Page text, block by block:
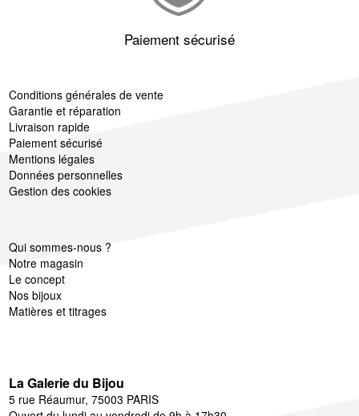
Paiement sécurisé
Conditions générales de vente
Garantie et réparation
Livraison rapide
Paiement sécurisé
Mentions légales
Données personnelles
Gestion des cookies
Qui sommes-nous ?
Notre magasin
Le concept
Nos bijoux
Matières et titrages
La Galerie du Bijou
5 rue Réaumur, 75003 PARIS